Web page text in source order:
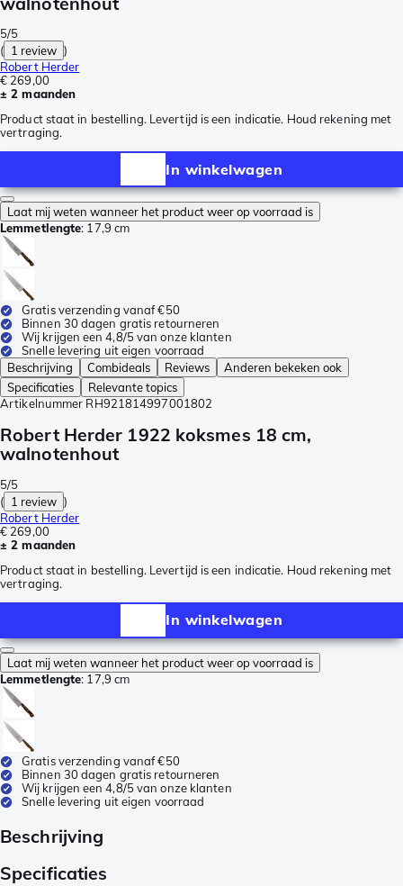
5/5
( 1 review )
Robert Herder
€ 269,00
± 2 maanden
Product staat in bestelling. Levertijd is een indicatie. Houd rekening met
vertraging.
In winkelwagen
Laat mij weten wanneer het product weer op voorraad is
Lemmetlengte: 17,9 cm
Gratis verzending vanaf €50
Binnen 30 dagen gratis retourneren
Wij krijgen een 4,8/5 van onze klanten
Snelle levering uit eigen voorraad
Beschrijving
Combideals Reviews
Anderen bekeken ook
Specificaties
Relevante topics
Artikelnummer RH921814997001802
Robert Herder 1922 koksmes 18 cm,
walnotenhout
5/5
( 1 review )
Robert Herder
€ 269,00
± 2 maanden
Product staat in bestelling. Levertijd is een indicatie. Houd rekening met
vertraging.
In winkelwagen
Laat mij weten wanneer het product weer op voorraad is
Lemmetlengte: 17,9 cm
Gratis verzending vanaf €50
Binnen 30 dagen gratis retourneren
Wij krijgen een 4,8/5 van onze klanten
Snelle levering uit eigen voorraad
Beschrijving
Specificaties